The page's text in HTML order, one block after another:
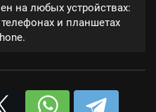
на любых устройствах:
и планшетах